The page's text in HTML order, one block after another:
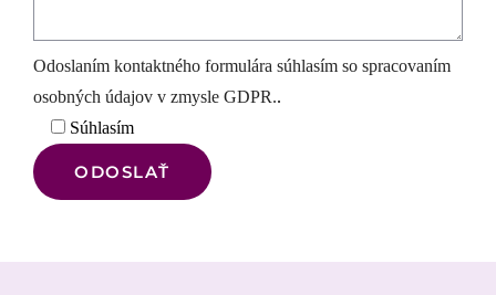
Odoslaním kontaktného formulára súhlasím so spracovaním
osobných údajov v zmysle GDPR..
Súhlasím